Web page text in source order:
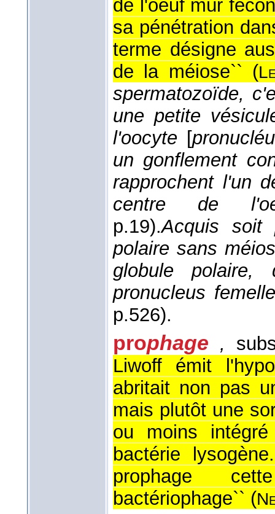
de l'oeuf mûr
sa pénétration
terme désigne
de la méiose`` (
spermatozoïde,
une petite
l'oocyte [
un gonflement
rapprochent l'un
centre de
p.19).Acquis soit
polaire sans
globule
pronucleus femelle
p.526).
prophage ,
Liwoff émit
abritait non pas
mais plutôt une
ou moins
bactérie
prophage
bactériophage`` (